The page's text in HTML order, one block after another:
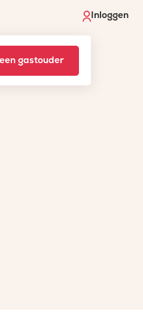
Inloggen
gastouder